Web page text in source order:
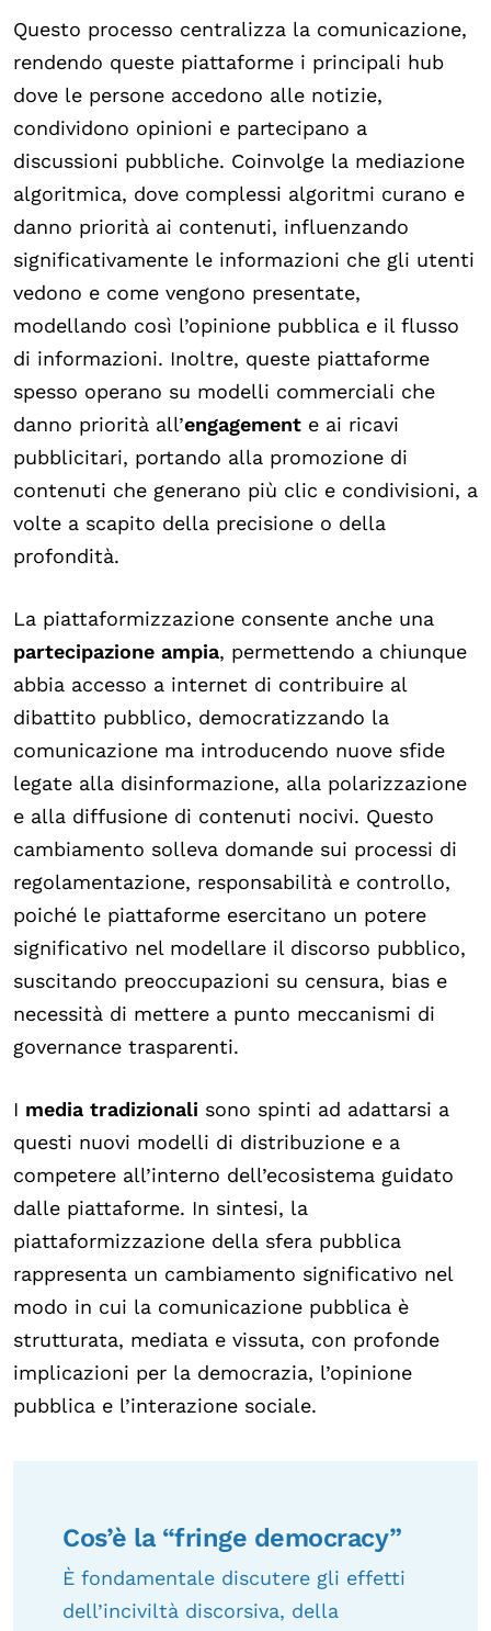
Questo processo centralizza la comunicazione,
rendendo queste piattaforme i principali hub
dove le persone accedono alle notizie,
condividono opinioni e partecipano a
discussioni pubbliche. Coinvolge la mediazione
algoritmica, dove complessi algoritmi curano e
danno priorità ai contenuti, influenzando
significativamente le informazioni che gli utenti
vedono e come vengono presentate,
modellando così l’opinione pubblica e il flusso
di informazioni. Inoltre, queste piattaforme
spesso operano su modelli commerciali che
danno priorità all’engagement e ai ricavi
pubblicitari, portando alla promozione di
contenuti che generano più clic e condivisioni, a
volte a scapito della precisione o della
profondità.
La piattaformizzazione consente anche una
partecipazione ampia, permettendo a chiunque
abbia accesso a internet di contribuire al
dibattito pubblico, democratizzando la
comunicazione ma introducendo nuove sfide
legate alla disinformazione, alla polarizzazione
e alla diffusione di contenuti nocivi. Questo
cambiamento solleva domande sui processi di
regolamentazione, responsabilità e controllo,
poiché le piattaforme esercitano un potere
significativo nel modellare il discorso pubblico,
suscitando preoccupazioni su censura, bias e
necessità di mettere a punto meccanismi di
governance trasparenti.
I media tradizionali sono spinti ad adattarsi a
questi nuovi modelli di distribuzione e a
competere all’interno dell’ecosistema guidato
dalle piattaforme. In sintesi, la
piattaformizzazione della sfera pubblica
rappresenta un cambiamento significativo nel
modo in cui la comunicazione pubblica è
strutturata, mediata e vissuta, con profonde
implicazioni per la democrazia, l’opinione
pubblica e l’interazione sociale.
Cos’è la “fringe democracy”
È fondamentale discutere gli effetti
dell’inciviltà discorsiva, della